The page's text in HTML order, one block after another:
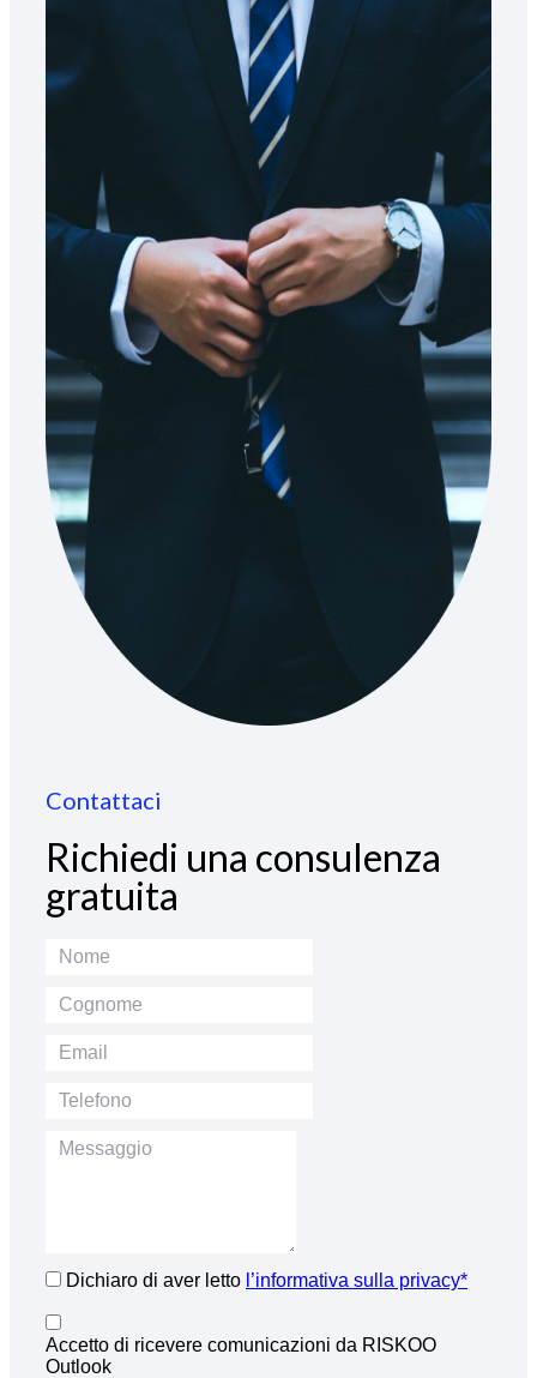
Contattaci
Richiedi una consulenza
gratuita
Dichiaro di aver letto l’informativa sulla privacy*
Accetto di ricevere comunicazioni da RISKOO
Outlook